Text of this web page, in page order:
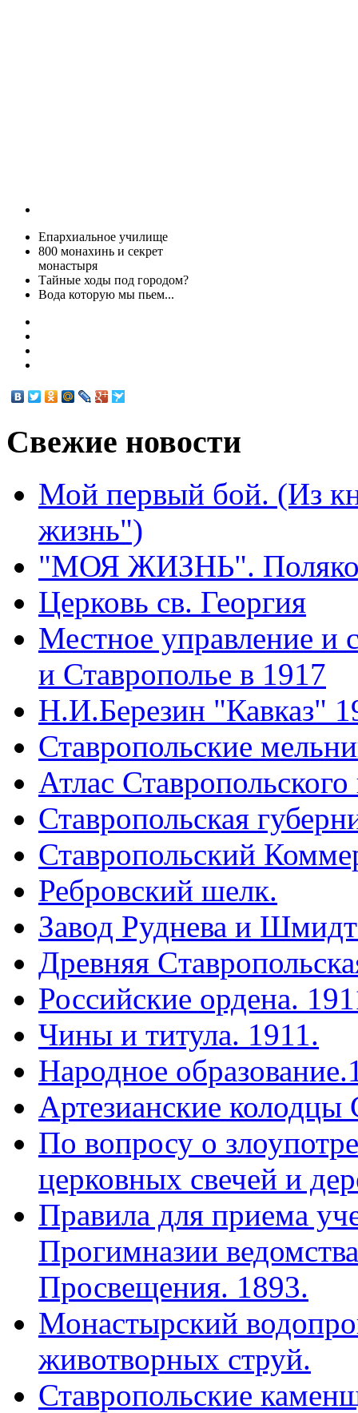
Епархиальное училище
800 монахинь и секрет
монастыря
Тайные ходы под городом?
Вода которую мы пьем...
Свежие новости
Мой первый бой. (Из
жизнь")
"МОЯ ЖИЗНЬ".
Церковь св. Георгия
Местное управление и
и Ставрополье в 1917
Н.И.Березин "Кавказ"
Ставропольские
Атлас
Ставропольская
Ставропольский
Ребровский шелк.
Завод Руднева и
Древняя
Российские ордена.
Чины и титула. 1911.
Народное
Артезианские
По вопросу о
церковных свечей и
Правила для приема
Прогимназии
Просвещения. 1893.
Монастырский
животворных струй.
Ставропольские